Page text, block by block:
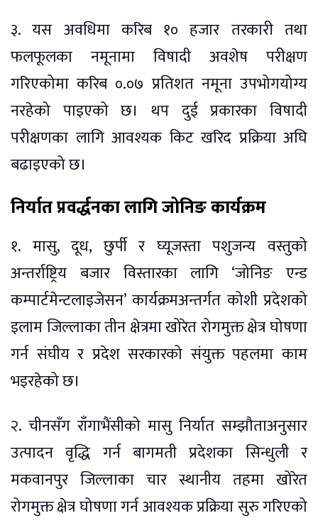
३. यस अवधिमा करिब १० हजार तरकारी तथा
फलफूलका नमूनामा विषादी अवशेष परीक्षण
गरिएकोमा करिब ०.०७ प्रतिशत नमूना उपभोगयोग्य
नरहेको पाइएको छ। थप दुई प्रकारका विषादी
परीक्षणका लागि आवश्यक किट खरिद प्रक्रिया अघि
बढाइएको छ।
निर्यात प्रवर्द्धनका लागि जोनिङ कार्यक्रम
१. मासु, दूध, छुर्पी र घ्यूजस्ता पशुजन्य वस्तुको
अन्तर्राष्ट्रिय बजार विस्तारका लागि ‘जोनिङ एन्ड
कम्पार्टमेन्टलाइजेसन’ कार्यक्रमअन्तर्गत कोशी प्रदेशको
इलाम जिल्लाका तीन क्षेत्रमा खोरेत रोगमुक्त क्षेत्र घोषणा
गर्न संघीय र प्रदेश सरकारको संयुक्त पहलमा काम
भइरहेको छ।
२. चीनसँग राँगाभैंसीको मासु निर्यात सम्झौताअनुसार
उत्पादन वृद्धि गर्न बागमती प्रदेशका सिन्धुली र
मकवानपुर जिल्लाका चार स्थानीय तहमा खोरेत
रोगमुक्त क्षेत्र घोषणा गर्न आवश्यक प्रक्रिया सुरु गरिएको